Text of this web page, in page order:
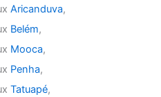
Aricanduva,
Belém,
Mooca,
Penha,
Tatuapé,